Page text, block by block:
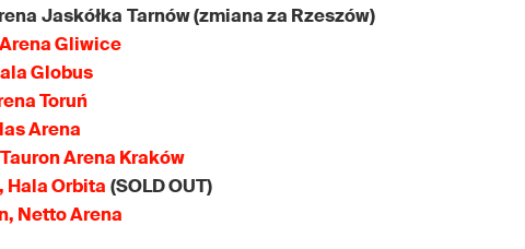
Jaskółka Tarnów (zmiana za Rzeszów)
Gliwice
Globus
Toruń
Arena
Arena Kraków
Hala Orbita (SOLD OUT)
Netto Arena